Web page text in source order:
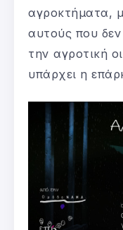
αγροκτήματα,
αυτούς που
την αγροτική
υπάρχει η